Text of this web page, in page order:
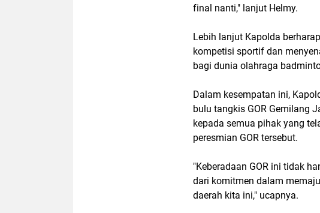
final nanti," lanjut Helmy.
Lebih lanjut Kapolda
kompetisi sportif dan
bagi dunia olahraga
Dalam kesempatan ini,
bulu tangkis GOR Gemilang
kepada semua pihak yang
peresmian GOR tersebut.
"Keberadaan GOR ini tidak
dari komitmen dalam
daerah kita ini," ucapnya.